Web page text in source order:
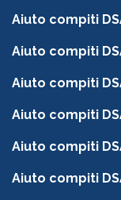
Aiuto compiti
Aiuto compiti
Aiuto compiti
Aiuto compiti
Aiuto compiti
Aiuto compiti